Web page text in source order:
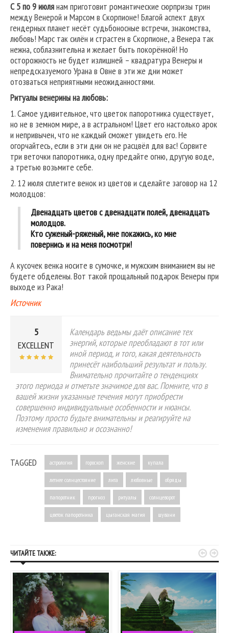
С 5 по 9 июлянам приготовит романтические сюрпризы трин
между Венерой и Марсом в Скорпионе! Благой аспект двух
гендерных планет несёт судьбоносные встречи, знакомства,
любовь! Марс так силён и страстен в Скорпионе, а Венера так
нежна, соблазнительна и желает быть покорённой! Но
осторожность не будет излишней – квадратура Венеры и
непредсказуемого Урана в Овне в эти же дни может
отозваться неприятными неожиданностями.
Ритуалы венерины на любовь:
1. Самое удивительное, что цветок папоротника существует,
но не в земном мире, а в астральном! Цвет его настолько арок
и непривычен, что не каждый сможет увидеть его. Не
огорчайтесь, если в эти дни он не расцвёл для вас! Сорвите
три веточки папоротника, одну предайте огню, другую воде,
а третью возьмите себе.
2. 12 июля сплетите венок из цветов и сделайте заговор на 12
молодцов:
Двенадцать цветов с двенадцати полей, двенадцать
молодцов.
Кто суженый-ряженый, мне покажись, ко мне
повернись и на меня посмотри!
А кусочек венка носите в сумочке, и мужским вниманием вы не
будете обделены. Вот такой прощальный подарок Венеры при
выходе из Рака!
Источник
5
EXCELLENT
Календарь ведьмы даёт описание тех
энергий, которые преобладают в тот или
иной период, и того, какая деятельность
принесёт наибольший результат и пользу.
Внимательно прочитайте о тенденциях
этого периода и отметьте значимое для вас. Помните, что в
вашей жизни указанные течения могут приобрести
совершенно индивидуальные особенности и нюансы.
Поэтому просто будьте внимательны и реагируйте на
изменения правильно и осознанно!
TAGGED астрология гороскоп женские купала
летнее солнцестояние лита любовные обряды
папоротник прогноз ритуалы солнцеворот
цветок папоротника цыганская магия шувани
ЧИТАЙТЕ ТАКЖЕ:  